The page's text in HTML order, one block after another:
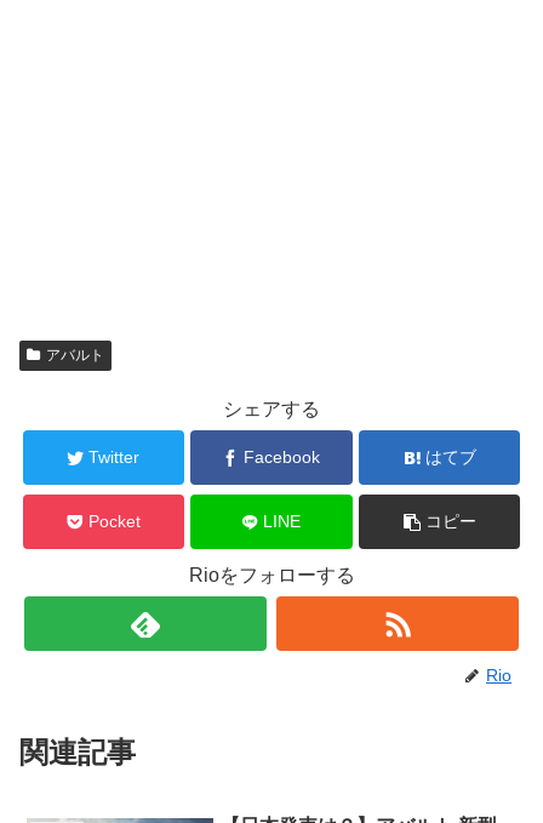
アバルト
シェアする
Twitter Facebook はてブ
Pocket LINE コピー
Rioをフォローする
Rio
関連記事